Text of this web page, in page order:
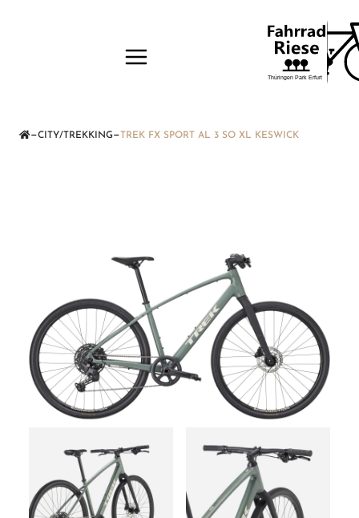
—CITY/TREKKING—TREK FX SPORT AL 3 SO XL KESWICK